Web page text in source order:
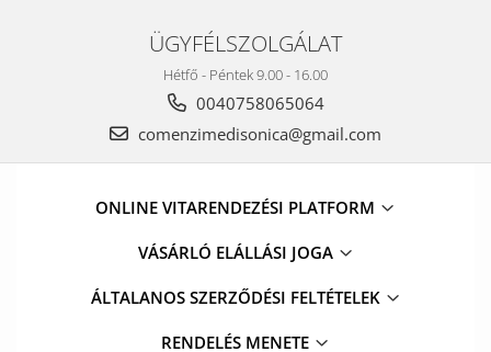
ÜGYFÉLSZOLGÁLAT
Hétfő - Péntek 9.00 - 16.00
0040758065064
comenzimedisonica@gmail.com
ONLINE VITARENDEZÉSI PLATFORM
VÁSÁRLÓ ELÁLLÁSI JOGA
ÁLTALANOS SZERZŐDÉSI FELTÉTELEK
RENDELÉS MENETE